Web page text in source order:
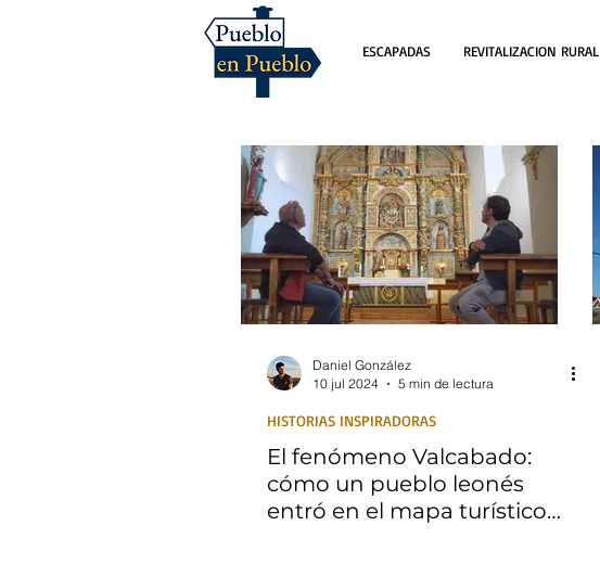
ESCAPADAS REVITALIZACION RURAL
Daniel González
10 jul 2024
5 min de lectura
HISTORIAS INSPIRADORAS
El fenómeno Valcabado:
cómo un pueblo leonés
entró en el mapa turístico